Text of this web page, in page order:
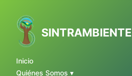
SINTRAMBIENTE
Inicio
Quiénes Somos ▾
contenido